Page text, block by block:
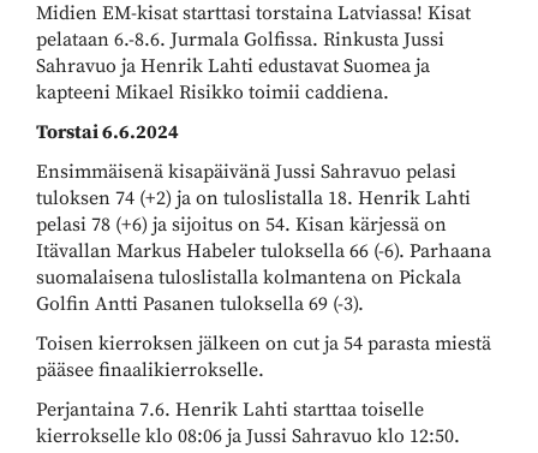
Midien EM-kisat starttasi torstaina Latviassa! Kisat
pelataan 6.-8.6. Jurmala Golfissa. Rinkusta Jussi
Sahravuo ja Henrik Lahti edustavat Suomea ja
kapteeni Mikael Risikko toimii caddiena.
Torstai 6.6.2024
Ensimmäisenä kisapäivänä Jussi Sahravuo pelasi
tuloksen 74 (+2) ja on tuloslistalla 18. Henrik Lahti
pelasi 78 (+6) ja sijoitus on 54. Kisan kärjessä on
Itävallan Markus Habeler tuloksella 66 (-6). Parhaana
suomalaisena tuloslistalla kolmantena on Pickala
Golfin Antti Pasanen tuloksella 69 (-3).
Toisen kierroksen jälkeen on cut ja 54 parasta miestä
pääsee finaalikierrokselle.
Perjantaina 7.6. Henrik Lahti starttaa toiselle
kierrokselle klo 08:06 ja Jussi Sahravuo klo 12:50.